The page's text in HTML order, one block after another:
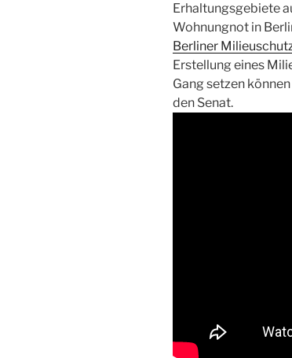
Erhaltungsgebiete
Wohnungnot in
Berliner
Erstellung eines
Gang setzen
den Senat.